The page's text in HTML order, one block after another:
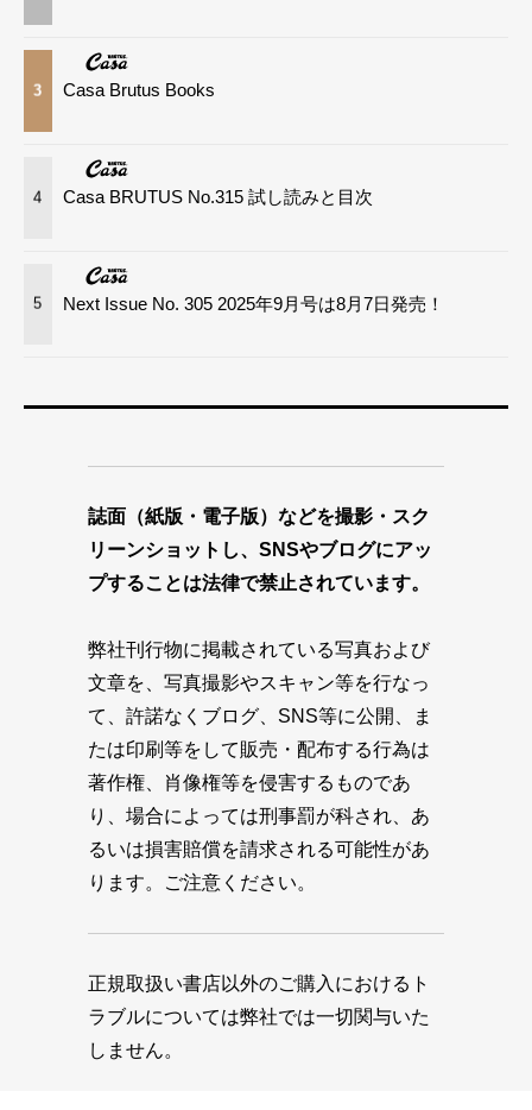
3 Casa Brutus Books
4 Casa BRUTUS No.315 試し読みと目次
5 Next Issue No. 305 2025年9月号は8月7日発売！
誌面（紙版・電子版）などを撮影・スク
リーンショットし、SNSやブログにアッ
プすることは法律で禁止されています。
弊社刊行物に掲載されている写真および
文章を、写真撮影やスキャン等を行なっ
て、許諾なくブログ、SNS等に公開、ま
たは印刷等をして販売・配布する行為は
著作権、肖像権等を侵害するものであ
り、場合によっては刑事罰が科され、あ
るいは損害賠償を請求される可能性があ
ります。ご注意ください。
正規取扱い書店以外のご購入におけるト
ラブルについては弊社では一切関与いた
しません。